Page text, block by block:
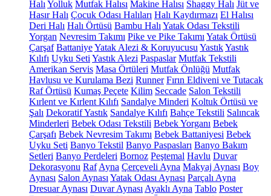
Halı Yolluk Mutfak Halısı Makine Halısı Shaggy Halı Jüt ve
Hasır Halı Çocuk Odası Halıları Halı Kaydırmazı El Halısı
Deri Halı Halı Örtüsü Bambu Halı Yatak Odası Tekstili
Yorgan Nevresim Takımı Pike ve Pike Takımı Yatak Örtüsü
Çarşaf BattaniyeYatak Alezi & Koruyucusu YastıkYastık
Kılıfı Uyku Seti Yastık Alezi Paspaslar Mutfak Tekstili
Amerikan Servis Masa Örtüleri Mutfak Önlüğü Mutfak
Havlusu ve Kurulama Bezi Runner Fırın Eldiveni ve Tutacak
Raf Örtüsü Kumaş Peçete Kilim Seccade Salon Tekstili
Kırlent ve Kırlent Kılıfı Sandalye Minderi Koltuk Örtüsü ve
Şalı Dekoratif Yastık Sandalye Kılıfı Bahçe Tekstili Salıncak
Minderleri Bebek Odası Tekstili Bebek Yorganı Bebek
Çarşafı Bebek Nevresim Takımı Bebek Battaniyesi Bebek
Uyku Seti Banyo Tekstil Banyo Paspasları Banyo Bakım
Setleri Banyo Perdeleri Bornoz Peştemal Havlu Duvar
Dekorasyonu Raf Ayna Çerçeveli Ayna Makyaj Aynası Boy
Aynası Salon Aynası Yatak Odası Aynası Parçalı Ayna
Dresuar Aynası Duvar Aynası Ayaklı Ayna Tablo Poster